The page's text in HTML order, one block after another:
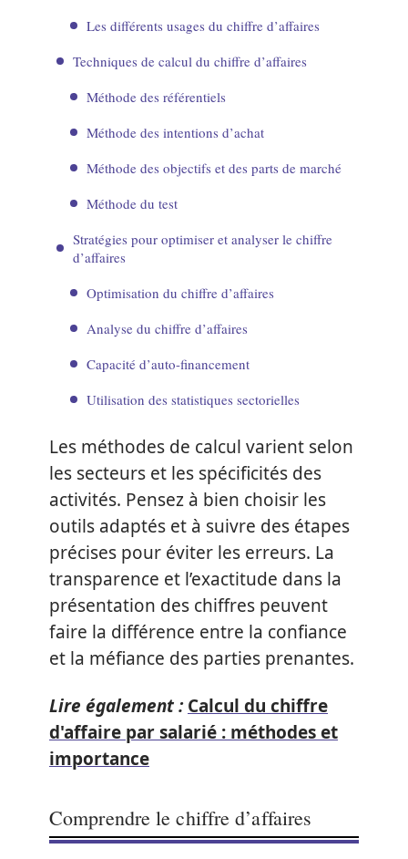
Les différents usages du chiffre d’affaires
Techniques de calcul du chiffre d’affaires
Méthode des référentiels
Méthode des intentions d’achat
Méthode des objectifs et des parts de marché
Méthode du test
Stratégies pour optimiser et analyser le chiffre
d’affaires
Optimisation du chiffre d’affaires
Analyse du chiffre d’affaires
Capacité d’auto-financement
Utilisation des statistiques sectorielles
Les méthodes de calcul varient selon
les secteurs et les spécificités des
activités. Pensez à bien choisir les
outils adaptés et à suivre des étapes
précises pour éviter les erreurs. La
transparence et l’exactitude dans la
présentation des chiffres peuvent
faire la différence entre la confiance
et la méfiance des parties prenantes.
Lire également : Calcul du chiffre
d'affaire par salarié : méthodes et
importance
Comprendre le chiffre d’affaires